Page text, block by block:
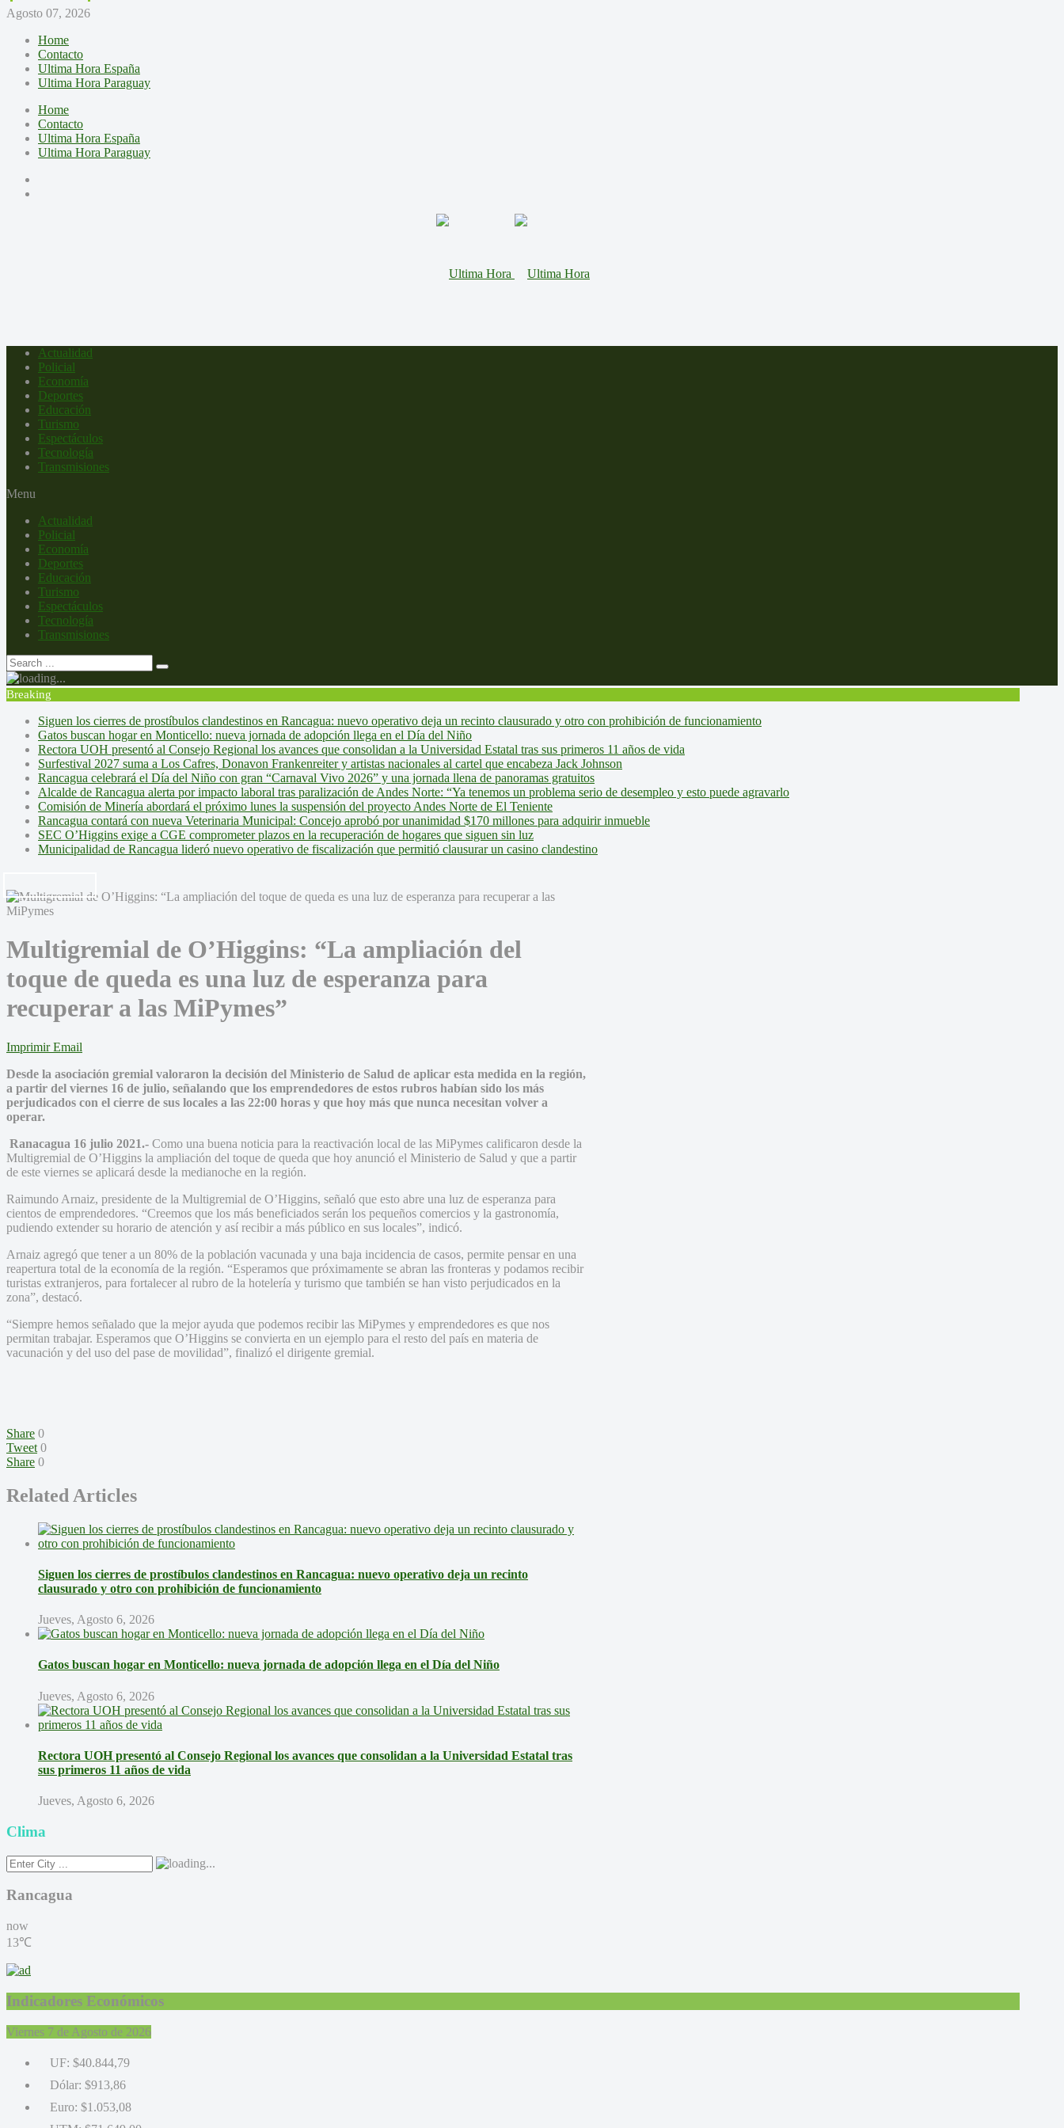
Agosto 07, 2026
Home
Contacto
Ultima Hora España
Ultima Hora Paraguay
Home
Contacto
Ultima Hora España
Ultima Hora Paraguay
Actualidad
Policial
Economía
Deportes
Educación
Turismo
Espectáculos
Tecnología
Transmisiones
Menu
Actualidad
Policial
Economía
Deportes
Educación
Turismo
Espectáculos
Tecnología
Transmisiones
Breaking
Siguen los cierres de prostíbulos clandestinos en Rancagua: nuevo operativo deja un recinto clausurado y otro con prohibición de funcionamiento
Gatos buscan hogar en Monticello: nueva jornada de adopción llega en el Día del Niño
Rectora UOH presentó al Consejo Regional los avances que consolidan a la Universidad Estatal tras sus primeros 11 años de vida
Surfestival 2027 suma a Los Cafres, Donavon Frankenreiter y artistas nacionales al cartel que encabeza Jack Johnson
Rancagua celebrará el Día del Niño con gran “Carnaval Vivo 2026” y una jornada llena de panoramas gratuitos
Alcalde de Rancagua alerta por impacto laboral tras paralización de Andes Norte: “Ya tenemos un problema serio de desempleo y esto puede agravarlo
Comisión de Minería abordará el próximo lunes la suspensión del proyecto Andes Norte de El Teniente
Rancagua contará con nueva Veterinaria Municipal: Concejo aprobó por unanimidad $170 millones para adquirir inmueble
SEC O’Higgins exige a CGE comprometer plazos en la recuperación de hogares que siguen sin luz
Municipalidad de Rancagua lideró nuevo operativo de fiscalización que permitió clausurar un casino clandestino
Multigremial de O’Higgins: “La ampliación del
toque de queda es una luz de esperanza para
recuperar a las MiPymes”
Imprimir Email
Desde la asociación gremial valoraron la decisión del Ministerio de Salud de aplicar esta medida en la región,
a partir del viernes 16 de julio, señalando que los emprendedores de estos rubros habían sido los más
perjudicados con el cierre de sus locales a las 22:00 horas y que hoy más que nunca necesitan volver a
operar.
Ranacagua 16 julio 2021.- Como una buena noticia para la reactivación local de las MiPymes calificaron desde la
Multigremial de O’Higgins la ampliación del toque de queda que hoy anunció el Ministerio de Salud y que a partir
de este viernes se aplicará desde la medianoche en la región.
Raimundo Arnaiz, presidente de la Multigremial de O’Higgins, señaló que esto abre una luz de esperanza para
cientos de emprendedores. “Creemos que los más beneficiados serán los pequeños comercios y la gastronomía,
pudiendo extender su horario de atención y así recibir a más público en sus locales”, indicó.
Arnaiz agregó que tener a un 80% de la población vacunada y una baja incidencia de casos, permite pensar en una
reapertura total de la economía de la región. “Esperamos que próximamente se abran las fronteras y podamos recibir
turistas extranjeros, para fortalecer al rubro de la hotelería y turismo que también se han visto perjudicados en la
zona”, destacó.
“Siempre hemos señalado que la mejor ayuda que podemos recibir las MiPymes y emprendedores es que nos
permitan trabajar. Esperamos que O’Higgins se convierta en un ejemplo para el resto del país en materia de
vacunación y del uso del pase de movilidad”, finalizó el dirigente gremial.
Share 0
Tweet 0
Share 0
Related Articles
Siguen los cierres de prostíbulos clandestinos en Rancagua: nuevo operativo deja un recinto
clausurado y otro con prohibición de funcionamiento
Jueves, Agosto 6, 2026
Gatos buscan hogar en Monticello: nueva jornada de adopción llega en el Día del Niño
Jueves, Agosto 6, 2026
Rectora UOH presentó al Consejo Regional los avances que consolidan a la Universidad Estatal tras
sus primeros 11 años de vida
Jueves, Agosto 6, 2026
Clima
Rancagua
now
13℃
Indicadores Económicos
Viernes 7 de Agosto de 2026
UF: $40.844,79
Dólar: $913,86
Euro: $1.053,08